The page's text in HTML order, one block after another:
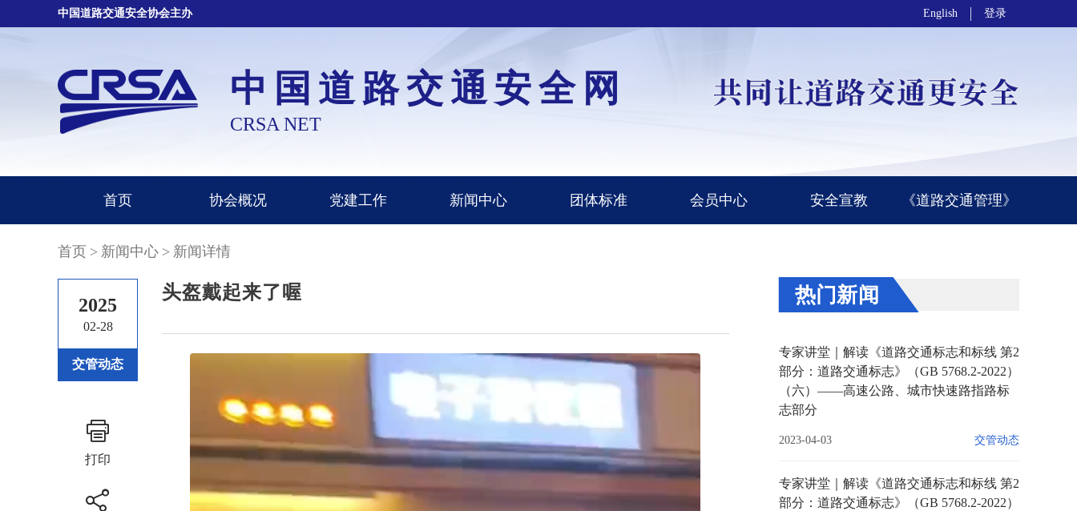
中国道路交通安全协会主办 English 登录
中国道路交通安全网
CRSA NET
首页 协会概况 党建工作 新闻中心 团体标准 会员中心 安全宣教 《道路交通管理》
首页 > 新闻中心 > 新闻详情
2025
02-28
交管动态
打印
头盔戴起来了喔 热门新闻
专家讲堂｜解读《道路交通标志和标线 第2
部分：道路交通标志》（GB 5768.2-2022）
（六）——高速公路、城市快速路指路标
志部分
2023-04-03 交管动态
专家讲堂｜解读《道路交通标志和标线 第2
部分：道路交通标志》（GB 5768.2-2022）